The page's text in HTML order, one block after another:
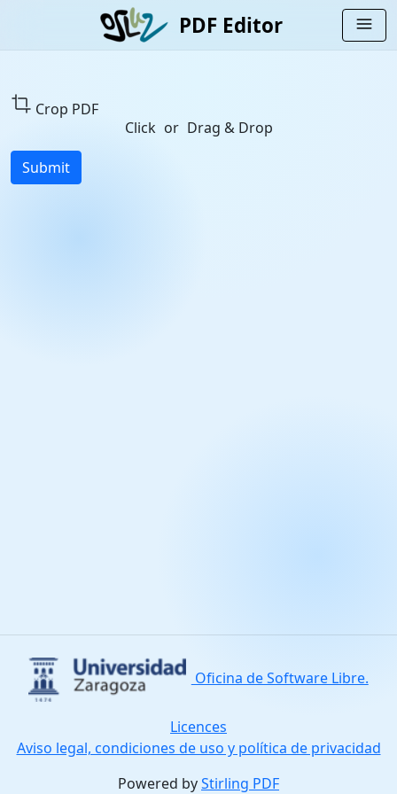
PDF Editor menu
crop Crop PDF
Click or Drag & Drop
Submit
Oficina de Software Libre.
Licences
Aviso legal, condiciones de uso y política de privacidad
Powered byStirling PDF